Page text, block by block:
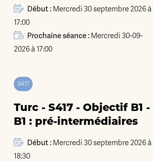
Début : Mercredi 30 septembre 2026 à
17:00
Prochaine séance : Mercredi 30-09-
2026 à 17:00
S417
Turc - S417 - Objectif B1 -
B1 : pré-intermédiaires
Début : Mercredi 30 septembre 2026 à
18:30